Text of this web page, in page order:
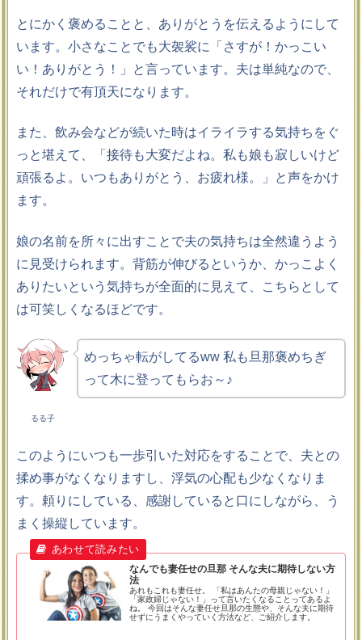
とにかく褒めることと、ありがとうを伝えるようにして
います。小さなことでも大袈裟に「さすが！かっこい
い！ありがとう！」と言っています。夫は単純なので、
それだけで有頂天になります。
また、飲み会などが続いた時はイライラする気持ちをぐ
っと堪えて、「接待も大変だよね。私も娘も寂しいけど
頑張るよ。いつもありがとう、お疲れ様。」と声をかけ
ます。
娘の名前を所々に出すことで夫の気持ちは全然違うよう
に見受けられます。背筋が伸びるというか、かっこよく
ありたいという気持ちが全面的に見えて、こちらとして
は可笑しくなるほどです。
るる子
めっちゃ転がしてるww 私も旦那褒めちぎ
って木に登ってもらお～♪
このようにいつも一歩引いた対応をすることで、夫との
揉め事がなくなりますし、浮気の心配も少なくなりま
す。頼りにしている、感謝していると口にしながら、う
まく操縦しています。
なんでも妻任せの旦那 そんな夫に期待しない方
法
あれもこれも妻任せ。 「私はあんたの母親じゃない！」
「家政婦じゃない！」って言いたくなることってあるよ
ね。 今回はそんな妻任せ旦那の生態や、そんな夫に期待
せずにうまくやっていく方法など、ご紹介します。